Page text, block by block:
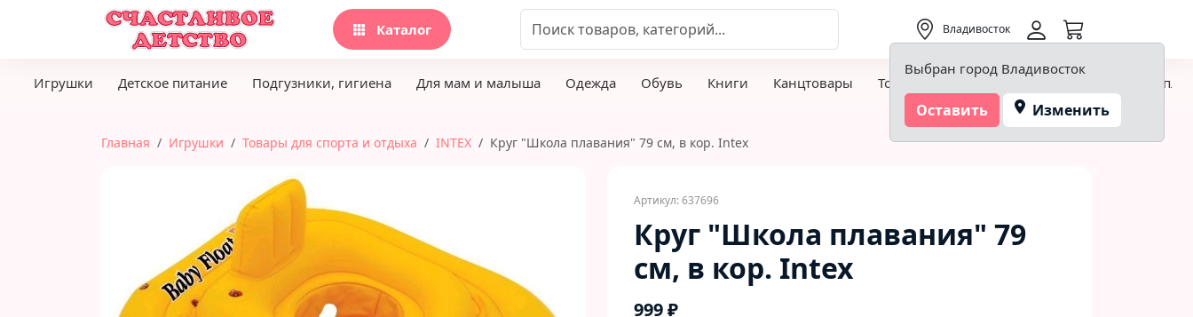
Каталог Владивосток
Выбран город Владивосток
Оставить Изменить
Игрушки Детское питание Подгузники, гигиена Для мам и малыша Одежда Обувь Книги Канцтовары Товары для творчества и хобби Детская
Главная Игрушки Товары для спорта и отдыха INTEX Круг "Школа плавания" 79 см, в кор. Intex
Артикул: 637696
Круг "Школа плавания" 79
см, в кор. Intex
999 ₽